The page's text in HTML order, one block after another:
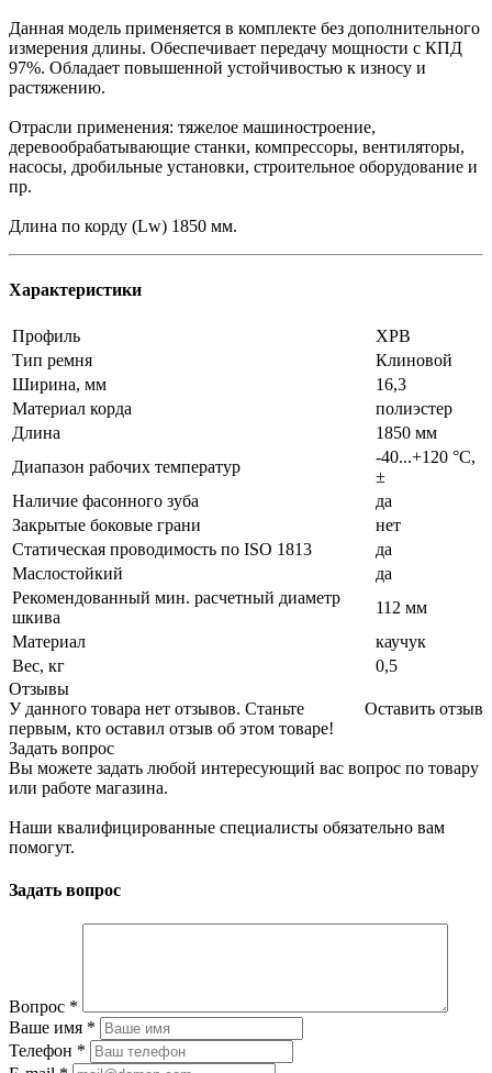
Данная модель применяется в комплекте без дополнительного
измерения длины. Обеспечивает передачу мощности с КПД
97%. Обладает повышенной устойчивостью к износу и
растяжению.
Отрасли применения: тяжелое машиностроение,
деревообрабатывающие станки, компрессоры, вентиляторы,
насосы, дробильные установки, строительное оборудование и
пр.
Длина по корду (Lw) 1850 мм.
Характеристики
Профиль
XPB
Тип ремня
Клиновой
Ширина, мм
16,3
Материал корда
полиэстер
Длина
1850 мм
Диапазон рабочих температур
-40...+120 °C,
±
Наличие фасонного зуба
да
Закрытые боковые грани
нет
Статическая проводимость по ISO 1813
да
Маслостойкий
да
Рекомендованный мин. расчетный диаметр
шкива
112 мм
Материал
каучук
Вес, кг
0,5
Отзывы
Оставить отзыв
У данного товара нет отзывов. Станьте
первым, кто оставил отзыв об этом товаре!
Задать вопрос
Вы можете задать любой интересующий вас вопрос по товару
или работе магазина.
Наши квалифицированные специалисты обязательно вам
помогут.
Задать вопрос
Вопрос *
Ваше имя *
Телефон *